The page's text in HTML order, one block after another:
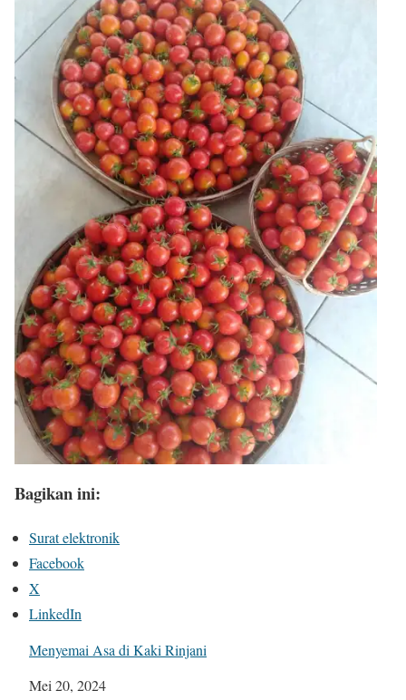
Bagikan ini:
Surat elektronik
Facebook
X
LinkedIn
Menyemai Asa di Kaki Rinjani
Tanggal
Mei 20, 2024